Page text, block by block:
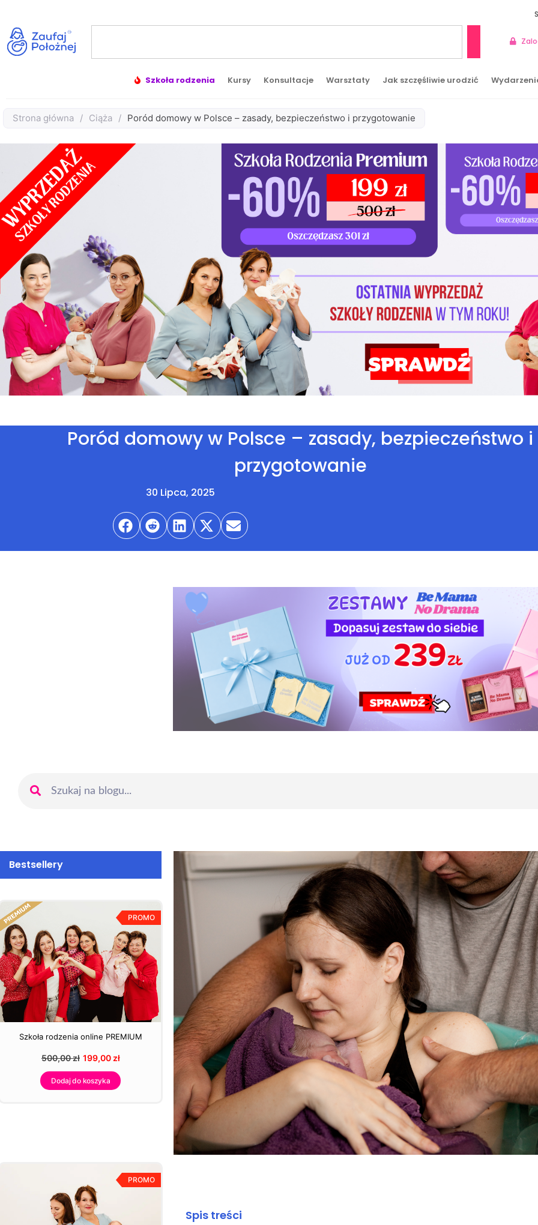
Szkoła rodzenia Kursy Konsultacje Warsztaty Jak szczęśliwie urodzić
Strona główna / Ciąża / Poród domowy w Polsce – zasady, bezpieczeństwo i przygotowanie
Poród domowy w Polsce – zasady, bezpieczeństwo i
przygotowanie
30 Lipca, 2025
Bestsellery
PROMO
Szkoła rodzenia online PREMIUM
500,00zł 199,00 zł
Dodaj do koszyka
PROMO
Spis treści